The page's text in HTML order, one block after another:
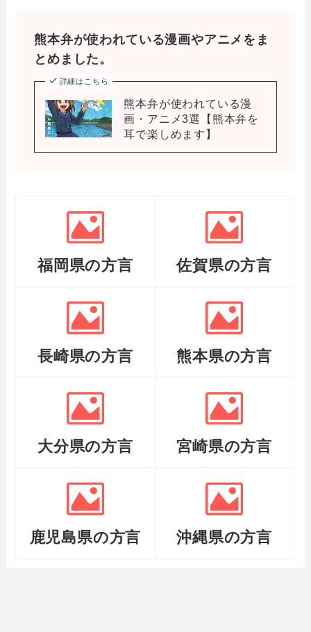
熊本弁が使われている漫画やアニメをま
とめました。
詳細はこちら
熊本弁が使われている漫
画・アニメ3選【熊本弁を
耳で楽しめます】
福岡県の方言 佐賀県の方言
長崎県の方言 熊本県の方言
大分県の方言 宮崎県の方言
鹿児島県の方言 沖縄県の方言